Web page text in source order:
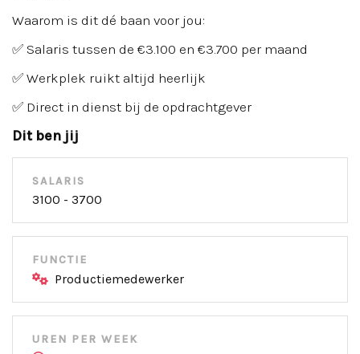
Waarom is dit dé baan voor jou:
✅ Salaris tussen de €3.100 en €3.700 per maand
✅ Werkplek ruikt altijd heerlijk
✅ Direct in dienst bij de opdrachtgever
Dit ben jij
SALARIS
3100 - 3700
FUNCTIE
Productiemedewerker
UREN PER WEEK